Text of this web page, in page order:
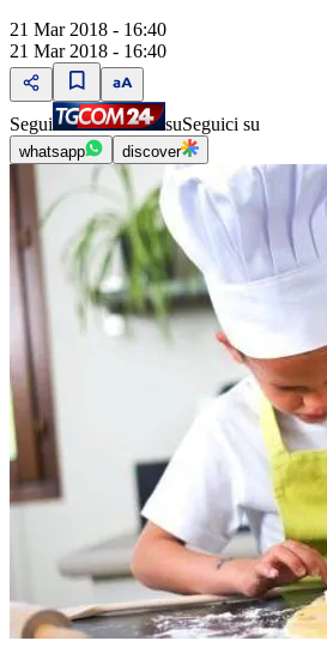
21 Mar 2018 - 16:40
21 Mar 2018 - 16:40
Segui suSeguici su
whatsapp discover